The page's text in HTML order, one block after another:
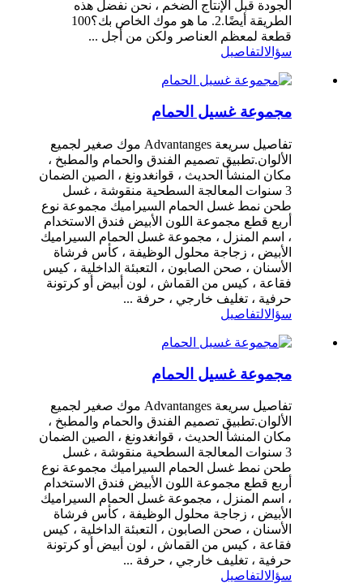
الجودة قبل الإنتاج الضخم ، نحن نفضل هذه
الطريقة أيضًا.2. ما هو موك الخاص بك؟100
قطعة لمعظم العناصر ولكن من أجل ...
سؤالالتفاصيل
مجموعة غسيل الحمام
تفاصيل سريعة Advantanges موك صغير لجميع
الألوان.تطبيق تصميم الفندق والحمام والمطبخ ،
مكان المنشأ الحديث ، قوانغدونغ ، الصين الضمان
3 سنوات المعالجة السطحية منقوشة ، غسل
طحن نمط غسل الحمام السيراميك مجموعة نوع
أربع قطع مجموعة اللون الأبيض فندق الاستخدام
، اسم المنزل ، مجموعة غسل الحمام السيراميك
الأبيض ، زجاجة محلول الوظيفة ، كأس فرشاة
الأسنان ، صحن الصابون ، التعبئة الداخلية ، كيس
فقاعة ، كيس من القماش ، لون أبيض أو كرتونة
حرفية ، تغليف خارجي ، حرفة ...
سؤالالتفاصيل
مجموعة غسيل الحمام
تفاصيل سريعة Advantanges موك صغير لجميع
الألوان.تطبيق تصميم الفندق والحمام والمطبخ ،
مكان المنشأ الحديث ، قوانغدونغ ، الصين الضمان
3 سنوات المعالجة السطحية منقوشة ، غسل
طحن نمط غسل الحمام السيراميك مجموعة نوع
أربع قطع مجموعة اللون الأبيض فندق الاستخدام
، اسم المنزل ، مجموعة غسل الحمام السيراميك
الأبيض ، زجاجة محلول الوظيفة ، كأس فرشاة
الأسنان ، صحن الصابون ، التعبئة الداخلية ، كيس
فقاعة ، كيس من القماش ، لون أبيض أو كرتونة
حرفية ، تغليف خارجي ، حرفة ...
سؤالالتفاصيل